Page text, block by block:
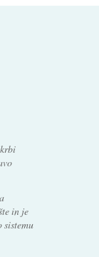
in je
sistemu